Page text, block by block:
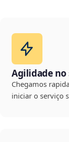
Agilidade no
Chegamos
iniciar o serviço